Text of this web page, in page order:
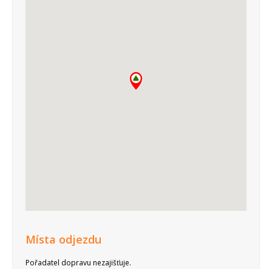
Místa odjezdu
Pořadatel dopravu nezajišťuje.